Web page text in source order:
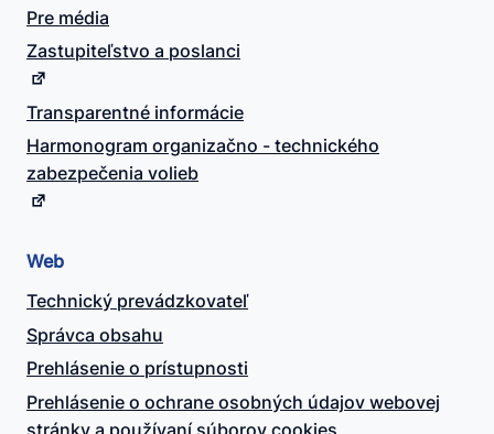
Pre média
Zastupiteľstvo a poslanci
Transparentné informácie
Harmonogram organizačno - technického
zabezpečenia volieb
Web
Technický prevádzkovateľ
Správca obsahu
Prehlásenie o prístupnosti
Prehlásenie o ochrane osobných údajov webovej
stránky a používaní súborov cookies